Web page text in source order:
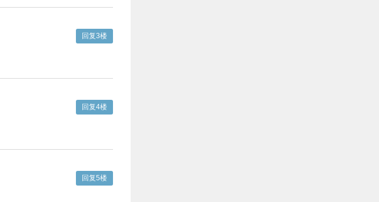
回复3楼
回复4楼
回复5楼